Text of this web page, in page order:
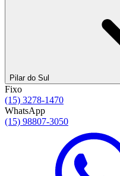
Pilar do Sul
Fixo
(15) 3278-1470
WhatsApp
(15) 98807-3050